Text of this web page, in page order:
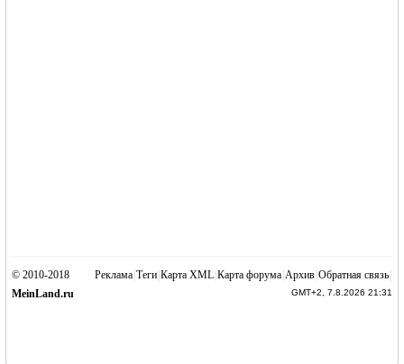
Реклама Теги Карта XML Карта форума Архив Обратная связь
GMT+2, 7.8.2026 21:31
© 2010-2018
MeinLand.ru